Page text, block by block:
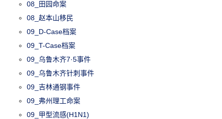
08_田园命案
08_赵本山移民
09_D-Case档案
09_T-Case档案
09_乌鲁木齐7·5事件
09_乌鲁木齐针刺事件
09_吉林通钢事件
09_弗州理工命案
09_甲型流感(H1N1)